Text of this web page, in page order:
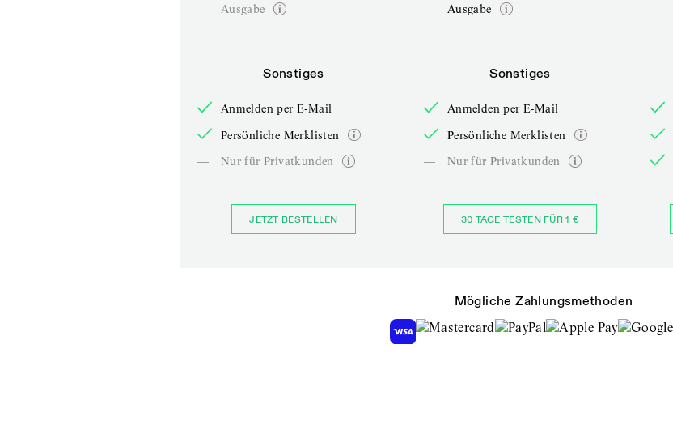
Ausgabe
Sonstiges
Anmelden per E-Mail
Persönliche Merklisten
—
Nur für Privatkunden
JETZT BESTELLEN
Ausgabe
Sonstiges
Anmelden per E-Mail
Persönliche Merklisten
—
Nur für Privatkunden
30 TAGE TESTEN FÜR 1 €
Mögliche Zahlungsmethoden